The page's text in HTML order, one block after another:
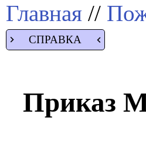
Главная //
СПРАВКА
Приказ